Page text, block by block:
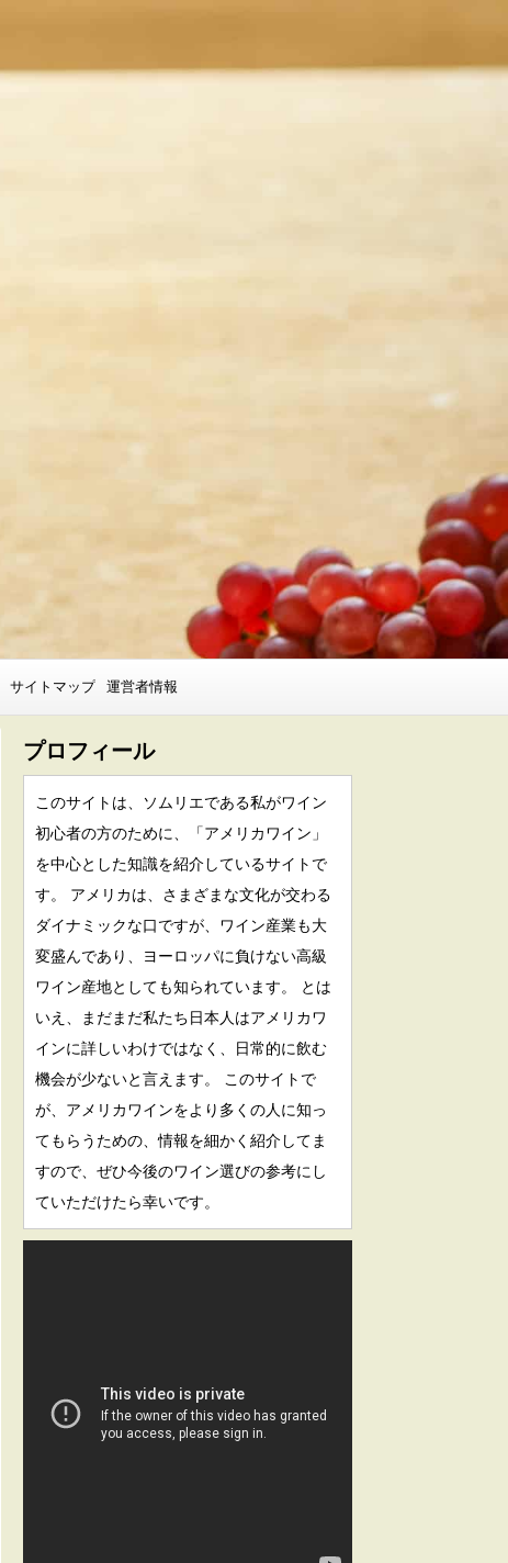
サイトマップ 運営者情報
プロフィール
このサイトは、ソムリエである私がワイン
初心者の方のために、「アメリカワイン」
を中心とした知識を紹介しているサイトで
す。 アメリカは、さまざまな文化が交わる
ダイナミックな口ですが、ワイン産業も大
変盛んであり、ヨーロッパに負けない高級
ワイン産地としても知られています。 とは
いえ、まだまだ私たち日本人はアメリカワ
インに詳しいわけではなく、日常的に飲む
機会が少ないと言えます。 このサイトで
が、アメリカワインをより多くの人に知っ
てもらうための、情報を細かく紹介してま
すので、ぜひ今後のワイン選びの参考にし
ていただけたら幸いです。